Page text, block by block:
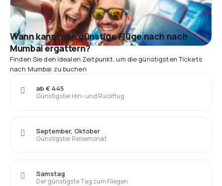
Wann kann man günstige Flüge nach nach
Mumbai ergattern?
Finden Sie den idealen Zeitpunkt, um die günstigsten Tickets
nach Mumbai zu buchen
Günstigster Hin- und Rückflug
ab € 445
Günstigster Reisemonat
September, Oktober
Der günstigste Tag zum Fliegen
Samstag